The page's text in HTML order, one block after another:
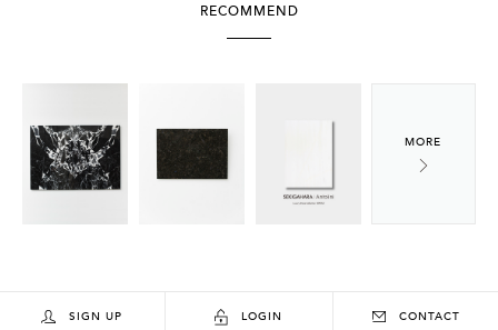
RECOMMEND
SIGN UP LOGIN CONTACT